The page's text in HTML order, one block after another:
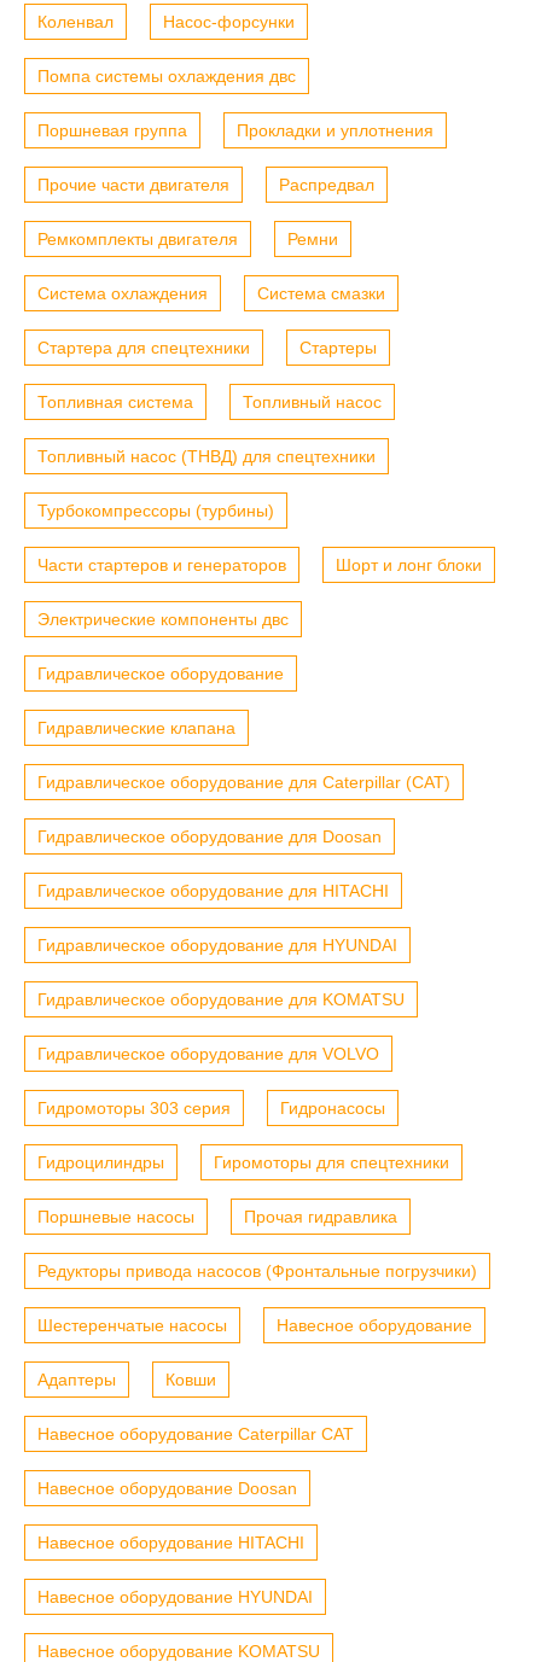
Коленвал Насос-форсунки
Помпа системы охлаждения двс
Поршневая группа Прокладки и уплотнения
Прочие части двигателя Распредвал
Ремкомплекты двигателя Ремни
Система охлаждения Система смазки
Стартера для спецтехники Стартеры
Топливная система Топливный насос
Топливный насос (ТНВД) для спецтехники
Турбокомпрессоры (турбины)
Части стартеров и генераторов Шорт и лонг блоки
Электрические компоненты двс
Гидравлическое оборудование
Гидравлические клапана
Гидравлическое оборудование для Caterpillar (CAT)
Гидравлическое оборудование для Doosan
Гидравлическое оборудование для HITACHI
Гидравлическое оборудование для HYUNDAI
Гидравлическое оборудование для KOMATSU
Гидравлическое оборудование для VOLVO
Гидромоторы 303 серия Гидронасосы
Гидроцилиндры Гиромоторы для спецтехники
Поршневые насосы Прочая гидравлика
Редукторы привода насосов (Фронтальные погрузчики)
Шестеренчатые насосы Навесное оборудование
Адаптеры Ковши
Навесное оборудование Caterpillar CAT
Навесное оборудование Doosan
Навесное оборудование HITACHI
Навесное оборудование HYUNDAI
Навесное оборудование KOMATSU